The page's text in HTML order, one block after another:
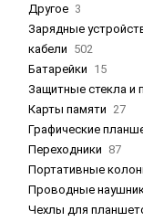
Другое 3
Зарядные
кабели 502
Батарейки 15
Защитные стекла и
Карты памяти 27
Графические
Переходники 87
Портативные
Проводные
Чехлы для